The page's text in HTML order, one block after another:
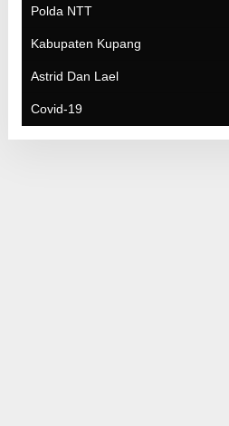
Polda NTT
Kabupaten Kupang
Astrid Dan Lael
Covid-19